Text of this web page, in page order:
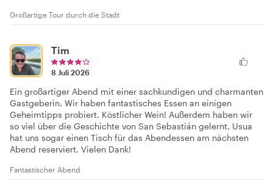
Großartige Tour durch die Stadt
Tim
8 Juli 2026
Ein großartiger Abend mit einer sachkundigen und charmanten
Gastgeberin. Wir haben fantastisches Essen an einigen
Geheimtipps probiert. Köstlicher Wein! Außerdem haben wir
so viel über die Geschichte von San Sebastián gelernt. Usua
hat uns sogar einen Tisch für das Abendessen am nächsten
Abend reserviert. Vielen Dank!
Fantastischer Abend